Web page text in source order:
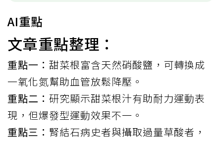
AI重點
文章重點整理：
重點一： 甜菜根富含天然硝酸鹽，可轉換成
一氧化氮幫助血管放鬆降壓。
重點二： 研究顯示甜菜根汁有助耐力運動表
現，但爆發型運動效果不一。
重點三： 腎結石病史者與攝取過量草酸者，